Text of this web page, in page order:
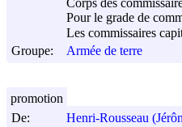
Corps des
Pour le grade de
Les commissaires
Groupe:
Armée de terre
De:
Henri-Rousseau
promotion